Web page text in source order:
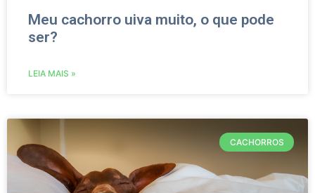
Meu cachorro uiva muito, o que pode
ser?
LEIA MAIS »
CACHORROS